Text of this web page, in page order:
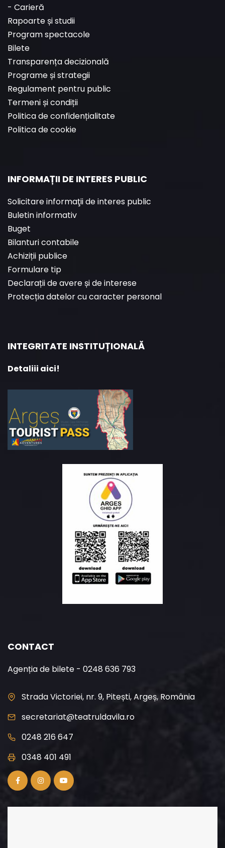
- Carieră
Rapoarte și studii
Program spectacole
Bilete
Transparența decizională
Programe și strategii
Regulament pentru public
Termeni și condiții
Politica de confidențialitate
Politica de cookie
INFORMAȚII DE INTERES PUBLIC
Solicitare informaţii de interes public
Buletin informativ
Buget
Bilanturi contabile
Achiziții publice
Formulare tip
Declarații de avere și de interese
Protecția datelor cu caracter personal
INTEGRITATE INSTITUȚIONALĂ
Detaliii aici!
CONTACT
Agenția de bilete - 0248 636 793
Strada Victoriei, nr. 9, Pitești, Argeș, România
secretariat@teatruldavila.ro
0248 216 647
0348 401 491